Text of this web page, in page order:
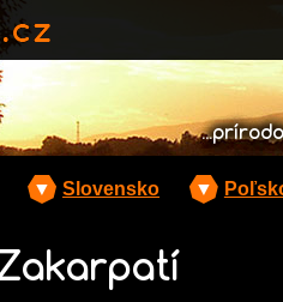
▼ Slovensko ▼